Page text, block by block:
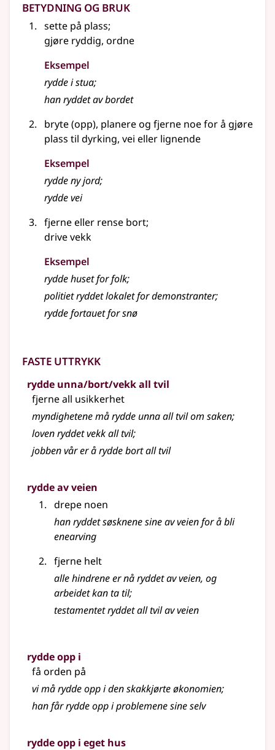
Betydning og bruk
sette på plass;
gjøre ryddig, ordne
Eksempel
ryddei stua;
han ryddet av bordet
bryte (opp), planere og fjerne noe for å gjøre
plass til dyrking, vei eller lignende
Eksempel
ryddeny jord;
rydde vei
fjerne eller rense bort;
drive vekk
Eksempel
ryddehuset for folk;
politiet ryddet lokalet for demonstranter;
rydde fortauet for snø
Faste uttrykk
rydde unna/bort/vekk all tvil
fjerne all usikkerhet
myndighetene må rydde unna all tvil om saken;
loven ryddet vekk all tvil;
jobben vår er å rydde bort all tvil
rydde av veien
drepe noen
han ryddet søsknene sine av veien for å bli
enearving
fjerne helt
alle hindrene er nå ryddet av veien, og
arbeidet kan ta til;
testamentet ryddet all tvil av veien
rydde opp i
få orden på
vi må rydde opp i den skakkjørte økonomien;
han får rydde opp i problemene sine selv
rydde opp i eget hus